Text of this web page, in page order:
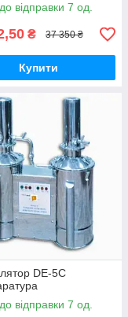
відправки 7 од.
₴ 37 350 ₴
Купити
DE-5С
відправки 7 од.